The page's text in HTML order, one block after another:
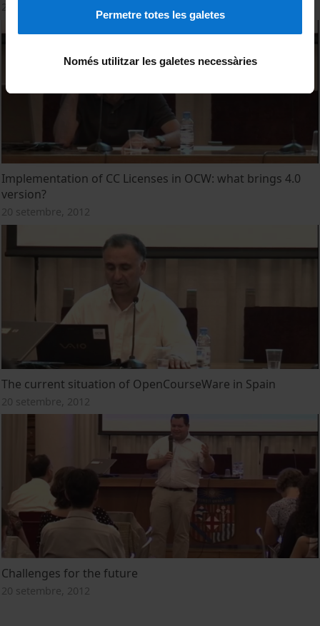
Permetre totes les galetes
Només utilitzar les galetes necessàries
Implementation of CC Licenses in OCW: what brings 4.0
version?
20 setembre, 2012
The current situation of OpenCourseWare in Spain
20 setembre, 2012
Challenges for the future
20 setembre, 2012